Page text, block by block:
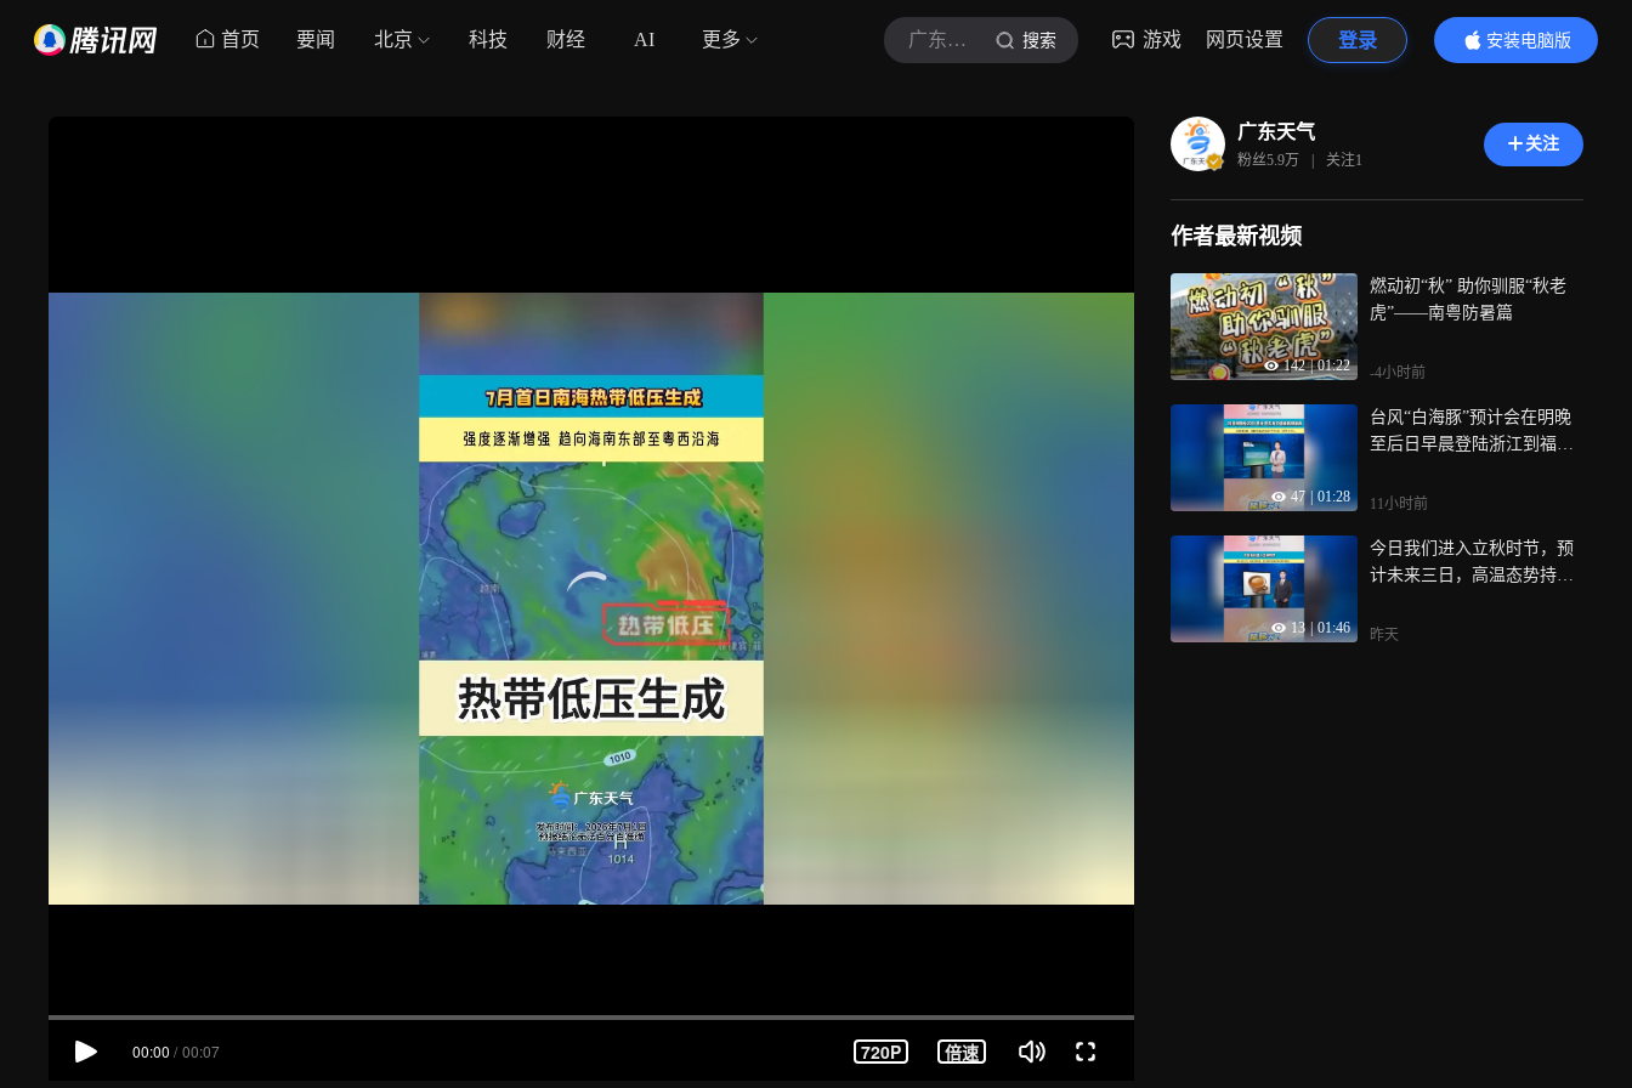
首页 要闻 北京 科技 财经 AI 更多 广东天气 搜索 游戏 网页设置 登录
安装电脑版
内容更精彩
00:00 / 00:07 720P 倍速
广东天气
粉丝5.9万 | 关注1
关注
作者最新视频
142 | 01:22
燃动初“秋” 助你驯服“秋老
虎”——南粤防暑篇
-4小时前
47 01:28
台风“白海豚”预计会在明晚
至后日早晨登陆浙江到福建
体现在高温上，高温也算是
引发热射病，要注意防暑降
温
11小时前
13 | 01:46
今日我们进入立秋时节，预
计未来三日，高温态势持
有明显降水
昨天